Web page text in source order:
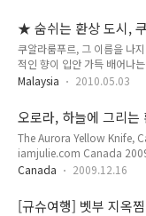
했네요 ㅎㅎ..
먼저 새파란 하늘과 에매랄
지고 마는 것은 결코 나만의
I-10, 말레이시아, 랑카위, 하
★ 숨쉬는 환상 도시,
쿠알라룸푸르, 그 이름을 나
적인 향이 입안 가득 배어나
르를 여행하기 전, 그 곳은 내
도 그 도시의 뜨거운 열정이
시간만에 쿠알라룸푸르는 내
가보고 싶은 그리운 도시가
대하는 그 이상을 보여줄 특
개합니다. 펜탁스 k-x
Malaysia 2010.05.03
오로라, 하늘에 그리는
순간들
The Aurora Yellow Knife,
iamjulie.com Canada
not only one light Canada
trees to stars Canada
we are both from
Canada 2009.12.16
[규슈여행] 벳부 지옥